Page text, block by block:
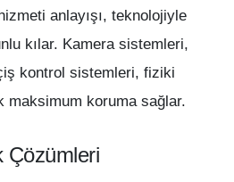
anlayışı, teknolojiyle
kılar. Kamera sistemleri,
kontrol sistemleri, fiziki
maksimum koruma sağlar.
Çözümleri